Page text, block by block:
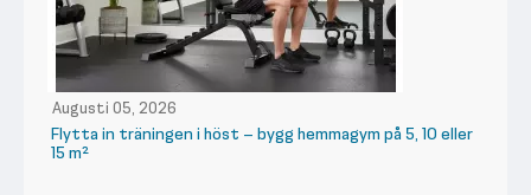
Augusti 05, 2026
Flytta in träningen i höst – bygg hemmagym på 5, 10 eller
15 m²